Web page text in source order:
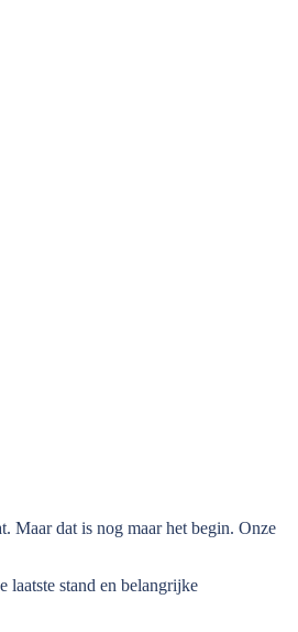
Maar dat is nog maar het begin. Onze
laatste stand en belangrijke